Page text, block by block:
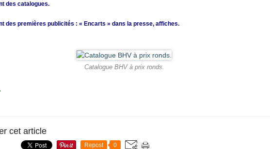
des catalogues.
des premières publicités : « Encarts » dans la presse, affiches.
Catalogue BHV à prix ronds.
cet article
Repost 0